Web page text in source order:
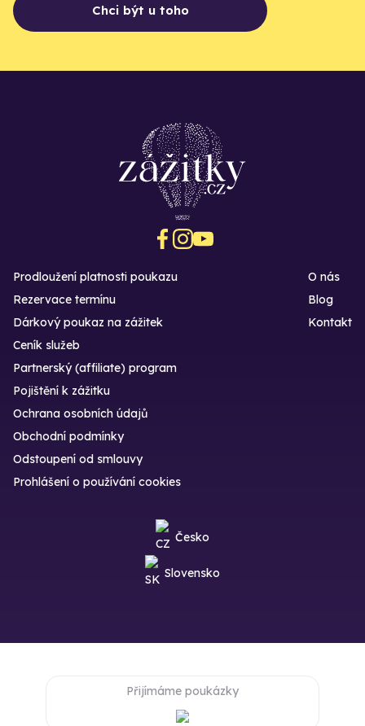
Chci být u toho
Prodloužení platnosti poukazu
Rezervace termínu
Dárkový poukaz na zážitek
O nás
Blog
Kontakt
Ceník služeb
Partnerský (affiliate) program
Pojištění k zážitku
Ochrana osobních údajů
Obchodní podmínky
Odstoupení od smlouvy
Prohlášení o používání cookies
Česko
Slovensko
Přijímáme poukázky